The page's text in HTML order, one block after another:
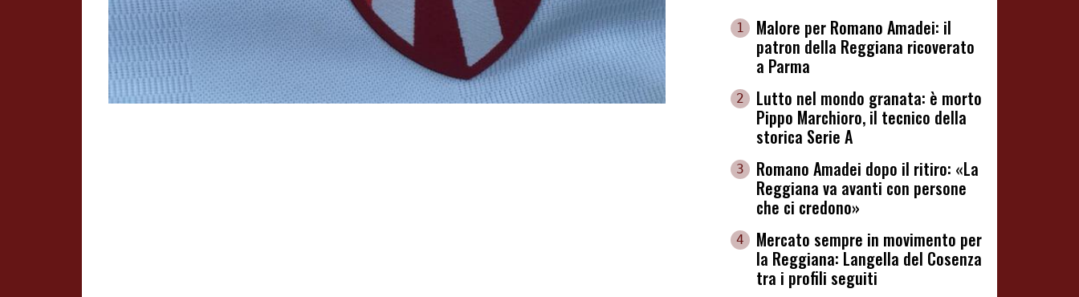
1
Malore per Romano Amadei: il
patron della Reggiana ricoverato
a Parma
2
Lutto nel mondo granata: è morto
Pippo Marchioro, il tecnico della
storica Serie A
3
Romano Amadei dopo il ritiro: «La
Reggiana va avanti con persone
che ci credono»
4
Mercato sempre in movimento per
la Reggiana: Langella del Cosenza
tra i profili seguiti